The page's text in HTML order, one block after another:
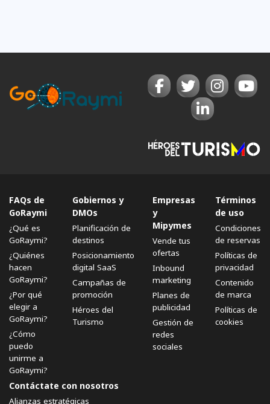
FAQs de
GoRaymi
¿Qué es
GoRaymi?
¿Quiénes
hacen
GoRaymi?
¿Por qué
elegir a
GoRaymi?
¿Cómo
puedo
unirme a
GoRaymi?
Gobiernos y
DMOs
Planificación de
destinos
Posicionamiento
digital SaaS
Campañas de
promoción
Héroes del
Turismo
Empresas
y
Mipymes
Vende tus
ofertas
Inbound
marketing
Planes de
publicidad
Gestión de
redes
sociales
Términos
de uso
Condiciones
de reservas
Políticas de
privacidad
Contenido
de marca
Políticas de
cookies
Contáctate con nosotros
Alianzas estratégicas